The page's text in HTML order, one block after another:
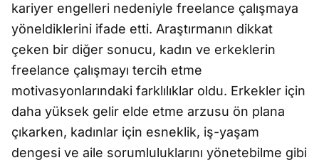
kariyer engelleri nedeniyle freelance çalışmaya
yöneldiklerini ifade etti. Araştırmanın dikkat
çeken bir diğer sonucu, kadın ve erkeklerin
freelance çalışmayı tercih etme
motivasyonlarındaki farklılıklar oldu. Erkekler için
daha yüksek gelir elde etme arzusu ön plana
çıkarken, kadınlar için esneklik, iş-yaşam
dengesi ve aile sorumluluklarını yönetebilme gibi